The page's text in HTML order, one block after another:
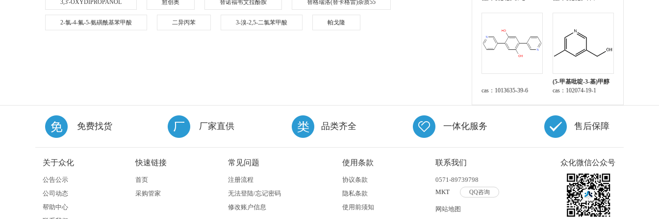
3,3'-OXYDIPROPANOL 愈创奥 替诺福韦艾拉酚胺 替格瑞洛(替卡格雷)杂质55
2-氯-4-氟-5-氨磺酰基苯甲酸 二异丙苯 3-溴-2,5-二氯苯甲酸 帕戈隆
cas：1013635-39-6
(5-甲基吡啶-3-基)甲醇
cas：102074-19-1
免费找货 厂家直供 品类齐全 一体化服务 售后保障
关于众化
公告公示
公司动态
帮助中心
快速链接
首页
采购管家
常见问题
注册流程
无法登陆/忘记密码
修改账户信息
使用条款
协议条款
隐私条款
使用前须知
联系我们
0571-89739798
MKT
QQ咨询
网站地图
众化微信公众号